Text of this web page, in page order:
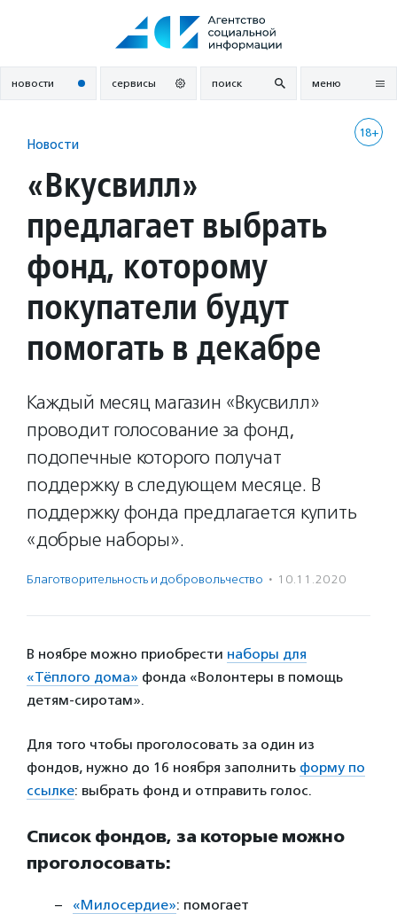
новости сервисы поиск меню
18+
Новости
«Вкусвилл»
предлагает выбрать
фонд, которому
покупатели будут
помогать в декабре
Каждый месяц магазин «Вкусвилл»
проводит голосование за фонд,
подопечные которого получат
поддержку в следующем месяце. В
поддержку фонда предлагается купить
«добрые наборы».
Благотвори­тель­ность и доброволь­чест­во · 10.11.2020
В ноябре можно приобрести наборы для
«Тёплого дома» фонда «Волонтеры в помощь
детям-сиротам».
Для того чтобы проголосовать за один из
фондов, нужно до 16 ноября заполнить форму по
ссылке: выбрать фонд и отправить голос.
Список фондов, за которые можно
проголосовать:
«Милосердие»: помогает